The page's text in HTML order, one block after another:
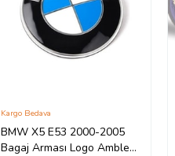
BMW X5 E53 2000-2005
Bagaj Arması Logo Amblem
Kargo Bedava